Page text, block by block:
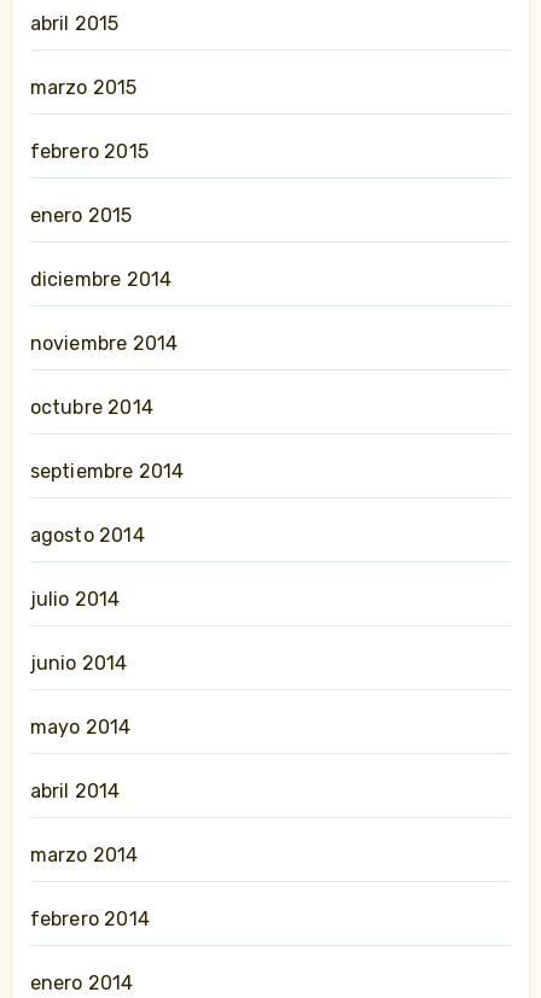
abril 2015
marzo 2015
febrero 2015
enero 2015
diciembre 2014
noviembre 2014
octubre 2014
septiembre 2014
agosto 2014
julio 2014
junio 2014
mayo 2014
abril 2014
marzo 2014
febrero 2014
enero 2014